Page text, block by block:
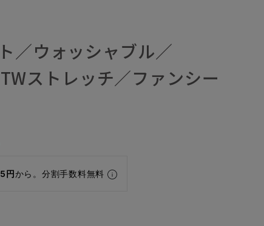
／ウォッシャブル／
ストレッチ／ファンシー
円から。分割手数料無料